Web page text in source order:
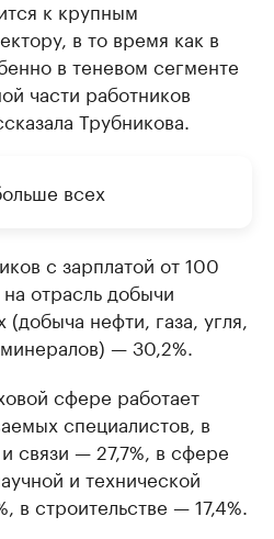
к крупным
в то время как в
в теневом сегменте
части работников
Трубникова.
всех
с зарплатой от 100
отрасль добычи
нефти, газа, угля,
— 30,2%.
сфере работает
специалистов, в
связи — 27,7%, в сфере
и технической
в строительстве — 17,4%.